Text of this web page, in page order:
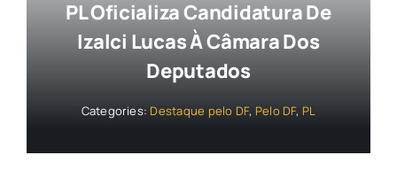
PL Oficializa Candidatura De
Izalci Lucas À Câmara Dos
Deputados
Categories: Destaque pelo DF, Pelo DF, PL